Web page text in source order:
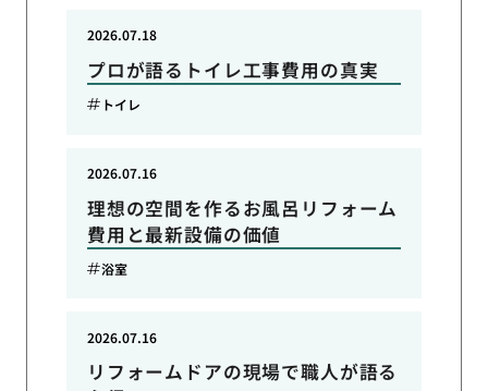
プロが語るトイレ工事費用の真実
2026.07.18
トイレ
理想の空間を作るお風呂リフォーム
費用と最新設備の価値
2026.07.16
浴室
リフォームドアの現場で職人が語る
2026.07.16